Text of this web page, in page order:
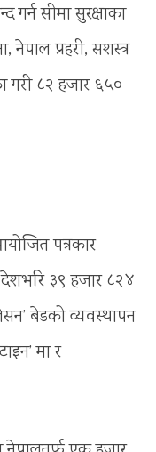
सीमा सुरक्षाका
नेपाल प्रहरी, सशस्त्र
गरी ८२ हजार ६५०
पत्रकार
३९ हजार ८२४
बेडको व्यवस्थापन
मा र